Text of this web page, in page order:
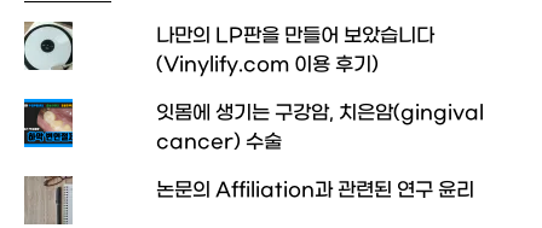
나만의 LP판을 만들어 보았습니다
(Vinylify.com 이용 후기)
잇몸에 생기는 구강암, 치은암(gingival
cancer) 수술
논문의 Affiliation과 관련된 연구 윤리